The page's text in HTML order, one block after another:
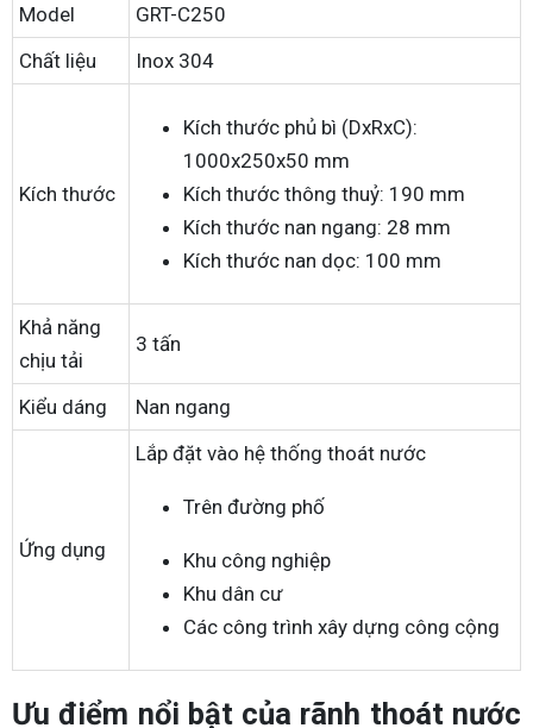
Model
GRT-C250
Chất liệu
Inox 304
Kích thước
Kích thước phủ bì (DxRxC):
1000x250x50 mm
Kích thước thông thuỷ: 190 mm
Kích thước nan ngang: 28 mm
Kích thước nan dọc: 100 mm
Khả năng
chịu tải
3 tấn
Kiểu dáng Nan ngang
Ứng dụng
Lắp đặt vào hệ thống thoát nước
Trên đường phố
Khu công nghiệp
Khu dân cư
Các công trình xây dựng công cộng
Ưu điểm nổi bật của rãnh thoát nước